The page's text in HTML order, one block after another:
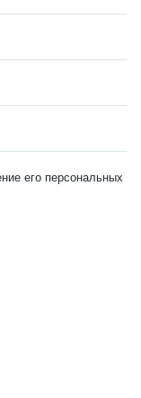
его персональных